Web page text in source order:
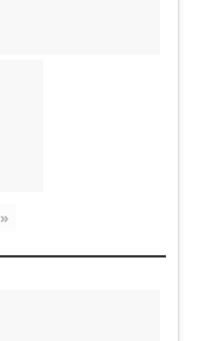
»